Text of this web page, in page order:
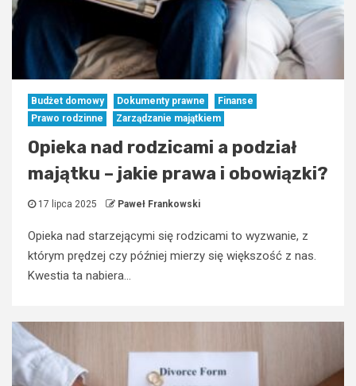
Budżet domowy Dokumenty prawne
Finanse
Prawo rodzinne
Zarządzanie majątkiem
Opieka nad rodzicami a podział
majątku – jakie prawa i obowiązki?
17 lipca 2025 Paweł Frankowski
Opieka nad starzejącymi się rodzicami to wyzwanie, z
którym prędzej czy później mierzy się większość z nas.
Kwestia ta nabiera...